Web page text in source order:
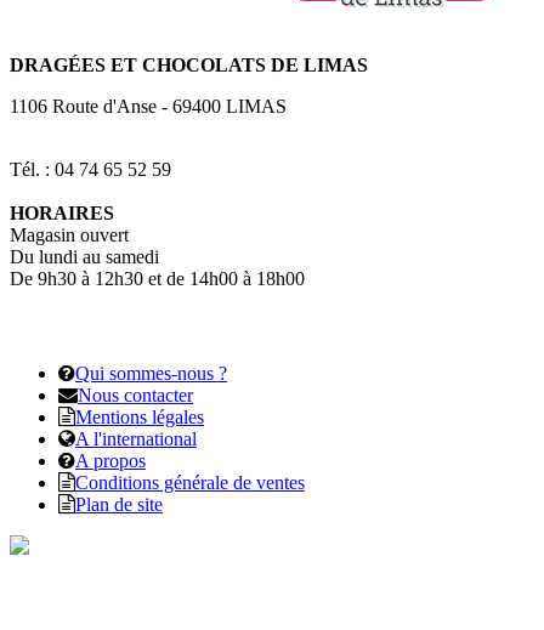
DRAGÉES ET CHOCOLATS DE LIMAS
1106 Route d'Anse - 69400 LIMAS
Tél. : 04 74 65 52 59
HORAIRES
Magasin ouvert
Du lundi au samedi
De 9h30 à 12h30 et de 14h00 à 18h00
Qui sommes-nous ?
Nous contacter
Mentions légales
A l'international
A propos
Conditions générale de ventes
Plan de site